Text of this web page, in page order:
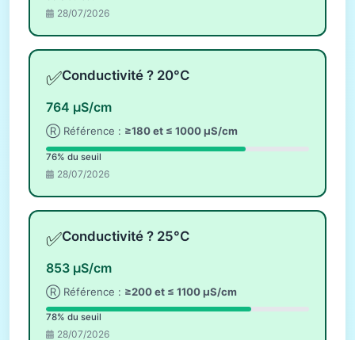
28/07/2026
✅Conductivité ? 20°C
764 µS/cm
Ⓡ Référence : ≥180 et ≤ 1000 µS/cm
76% du seuil
28/07/2026
✅Conductivité ? 25°C
853 µS/cm
Ⓡ Référence : ≥200 et ≤ 1100 µS/cm
78% du seuil
28/07/2026